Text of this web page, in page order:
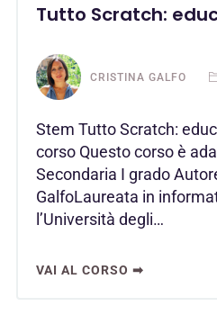
Tutto Scratch:
CRISTINA GALFO
Stem Tutto Scratch:
corso Questo corso è
Secondaria I grado
GalfoLaureata in
l’Università degli…
VAI AL CORSO ➡